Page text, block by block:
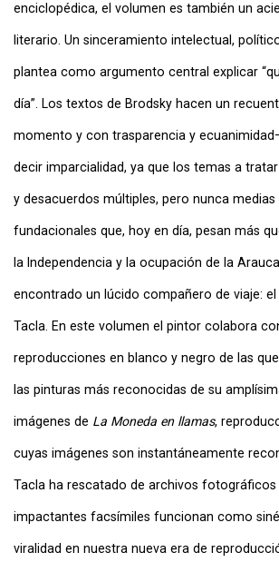
enciclopédica, el volumen es también un
literario. Un sinceramiento intelectual,
plantea como argumento central explicar
día”. Los textos de Brodsky hacen un
momento y con trasparencia y
decir imparcialidad, ya que los temas a
y desacuerdos múltiples, pero nunca
fundacionales que, hoy en día, pesan más
la Independencia y la ocupación de la
encontrado un lúcido compañero de viaje:
Tacla. En este volumen el pintor colabora
reproducciones en blanco y negro de las
las pinturas más reconocidas de su
imágenes de La Moneda en llamas,
cuyas imágenes son instantáneamente
Tacla ha rescatado de archivos fotográficos
impactantes facsímiles funcionan como
viralidad en nuestra nueva era de